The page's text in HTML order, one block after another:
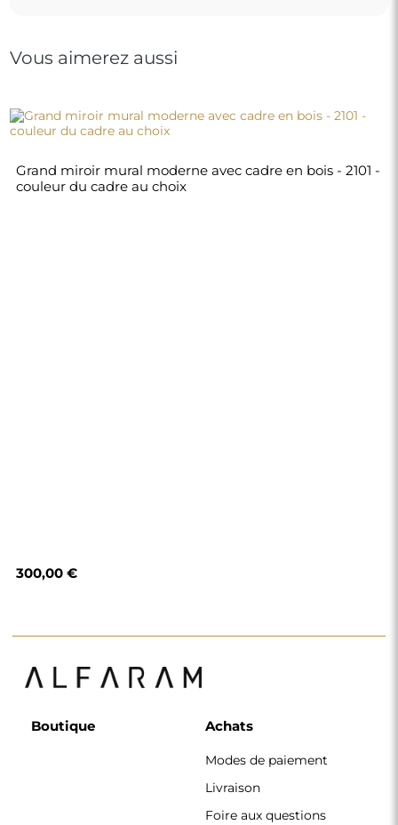
Vous aimerez aussi
Grand miroir mural moderne avec cadre en bois - 2101 -
couleur du cadre au choix
300,00 €
Boutique Achats
Modes de paiement
Livraison
Foire aux questions